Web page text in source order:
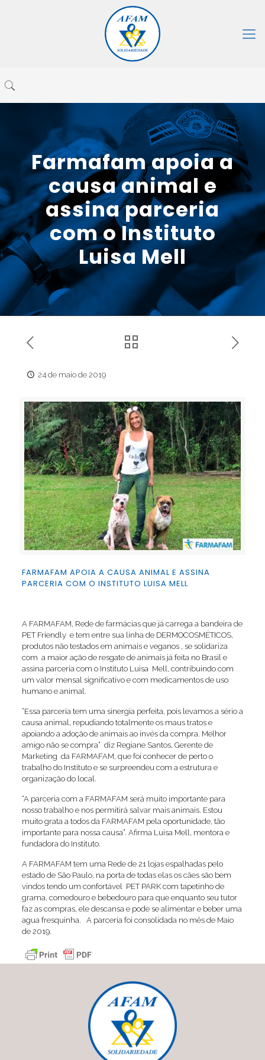
Farmafam apoia a
causa animal e
assina parceria
com o Instituto
Luisa Mell
24 de maio de 2019
FARMAFAM APOIA A CAUSA ANIMAL E ASSINA
PARCERIA COM O INSTITUTO LUISA MELL
A FARMAFAM, Rede de farmácias que já carrega a bandeira de
PET Friendly e tem entre sua linha de DERMOCOSMÉTICOS,
produtos não testados em animais e veganos , se solidariza
com a maior ação de resgate de animais já feita no Brasil e
assina parceria com o Instituto Luisa Mell, contribuindo com
um valor mensal significativo e com medicamentos de uso
humano e animal.
“Essa parceria tem uma sinergia perfeita, pois levamos a sério a
causa animal, repudiando totalmente os maus tratos e
apoiando a adoção de animais ao invés da compra. Melhor
amigo não se compra” diz Regiane Santos, Gerente de
Marketing da FARMAFAM, que foi conhecer de perto o
trabalho do Instituto e se surpreendeu com a estrutura e
organização do local.
“A parceria com a FARMAFAM será muito importante para
nosso trabalho e nos permitirá salvar mais animais. Estou
muito grata a todos da FARMAFAM pela oportunidade, tão
importante para nossa causa”. Afirma Luisa Mell, mentora e
fundadora do Instituto.
A FARMAFAM tem uma Rede de 21 lojas espalhadas pelo
estado de São Paulo, na porta de todas elas os cães são bem
vindos tendo um confortável PET PARK com tapetinho de
grama, comedouro e bebedouro para que enquanto seu tutor
faz as compras, ele descansa e pode se alimentar e beber uma
agua fresquinha. A parceria foi consolidada no mês de Maio
de 2019.